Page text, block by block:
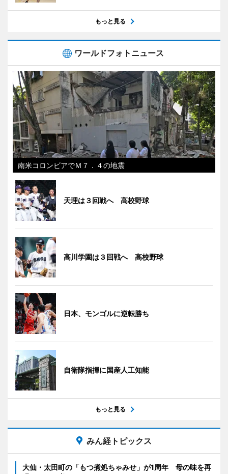
もっと見る
ワールドフォトニュース
南米コロンビアでＭ７．４の地震
天理は３回戦へ 高校野球
高川学園は３回戦へ 高校野球
日本、モンゴルに逆転勝ち
自衛隊指揮に国産人工知能
もっと見る
みん経トピックス
大仙・太田町の「もつ煮処ちゃみせ」が1周年 母の味を再